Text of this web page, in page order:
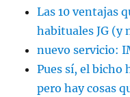
Las 10 ventajas
habituales JG (y
nuevo servicio:
Pues sí, el bicho
pero hay cosas